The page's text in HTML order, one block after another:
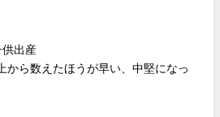
供出産
から数えたほうが早い、中堅になっ